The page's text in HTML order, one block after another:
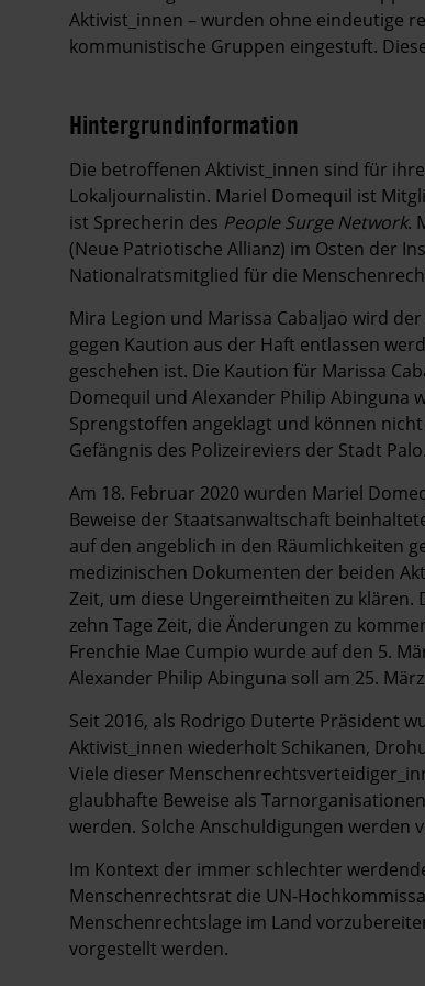
Aktivist_innen – wurden ohne eindeutige
kommunistische Gruppen eingestuft.
Hintergrundinformation
Hintergrund
Die betroffenen Aktivist_innen sind für
Lokaljournalistin. Mariel Domequil ist
ist Sprecherin des People Surge Network.
(Neue Patriotische Allianz) im Osten der
Nationalratsmitglied für die
Mira Legion und Marissa Cabaljao wird
gegen Kaution aus der Haft entlassen
geschehen ist. Die Kaution für Marissa
Domequil und Alexander Philip Abinguna
Sprengstoffen angeklagt und können
Gefängnis des Polizeireviers der Stadt Palo.
Am 18. Februar 2020 wurden Mariel
Beweise der Staatsanwaltschaft
auf den angeblich in den Räumlichkeiten
medizinischen Dokumenten der beiden
Zeit, um diese Ungereimtheiten zu
zehn Tage Zeit, die Änderungen zu
Frenchie Mae Cumpio wurde auf den 5.
Alexander Philip Abinguna soll am 25.
Seit 2016, als Rodrigo Duterte Präsident
Aktivist_innen wiederholt Schikanen,
Viele dieser
glaubhafte Beweise als
werden. Solche Anschuldigungen werden
Im Kontext der immer schlechter
Menschenrechtsrat die UN-
Menschenrechtslage im Land
vorgestellt werden.